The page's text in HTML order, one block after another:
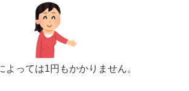
よっては1円もかかりません。